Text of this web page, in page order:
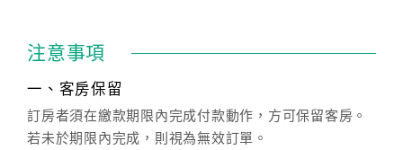
注意事項
一、客房保留
訂房者須在繳款期限內完成付款動作，方可保留客房。
若未於期限內完成，則視為無效訂單。